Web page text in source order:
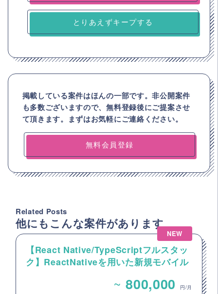
とりあえずキープする
掲載している案件はほんの一部です。非公開案件
も多数ございますので、無料登録後にご提案させ
て頂きます。まずはお気軽にご連絡ください。
無料会員登録
Related Posts
他にもこんな案件があります
NEW
【React Native/TypeScriptフルスタッ
ク】ReactNativeを用いた新規モバイル
~ 800,000 円/月